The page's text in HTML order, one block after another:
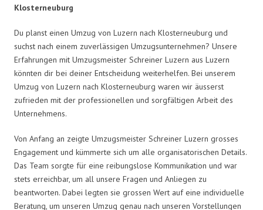
Klosterneuburg
Du planst einen Umzug von Luzern nach Klosterneuburg und
suchst nach einem zuverlässigen Umzugsunternehmen? Unsere
Erfahrungen mit Umzugsmeister Schreiner Luzern aus Luzern
könnten dir bei deiner Entscheidung weiterhelfen. Bei unserem
Umzug von Luzern nach Klosterneuburg waren wir äusserst
zufrieden mit der professionellen und sorgfältigen Arbeit des
Unternehmens.
Von Anfang an zeigte Umzugsmeister Schreiner Luzern grosses
Engagement und kümmerte sich um alle organisatorischen Details.
Das Team sorgte für eine reibungslose Kommunikation und war
stets erreichbar, um all unsere Fragen und Anliegen zu
beantworten. Dabei legten sie grossen Wert auf eine individuelle
Beratung, um unseren Umzug genau nach unseren Vorstellungen